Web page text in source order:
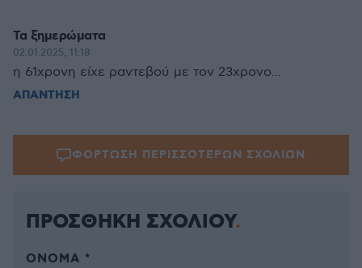
Τα ξημερώματα
02.01.2025, 11:18
η 61χρονη είχε ραντεβού με τον 23χρονο...
ΑΠΑΝΤΗΣΗ
ΦΟΡΤΩΣΗ ΠΕΡΙΣΣΟΤΕΡΩΝ ΣΧΟΛΙΩΝ
ΠΡΟΣΘΗΚΗ ΣΧΟΛΙΟΥ
ΌΝΟΜΑ *